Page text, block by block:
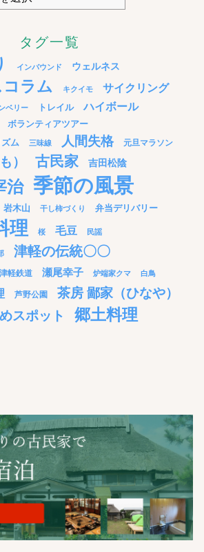
タグ一覧
インバウンド ウェルネス
ラム キクイモ サイクリング
ベリー トレイル ハイボール
ボランティアツアー
ム
三味線 人間失格 元旦マラソン
） 古民家 吉田松陰
治 季節の風景
岩木山 干し柿づくり 弁当デリバリー
理 桜 毛豆 民謡
津軽の伝統〇〇
津軽鉄道 瀬尾幸子 炉端家クマ 白鳥
芦野公園
茶房 鄙家（ひなや）
スポット
郷土料理